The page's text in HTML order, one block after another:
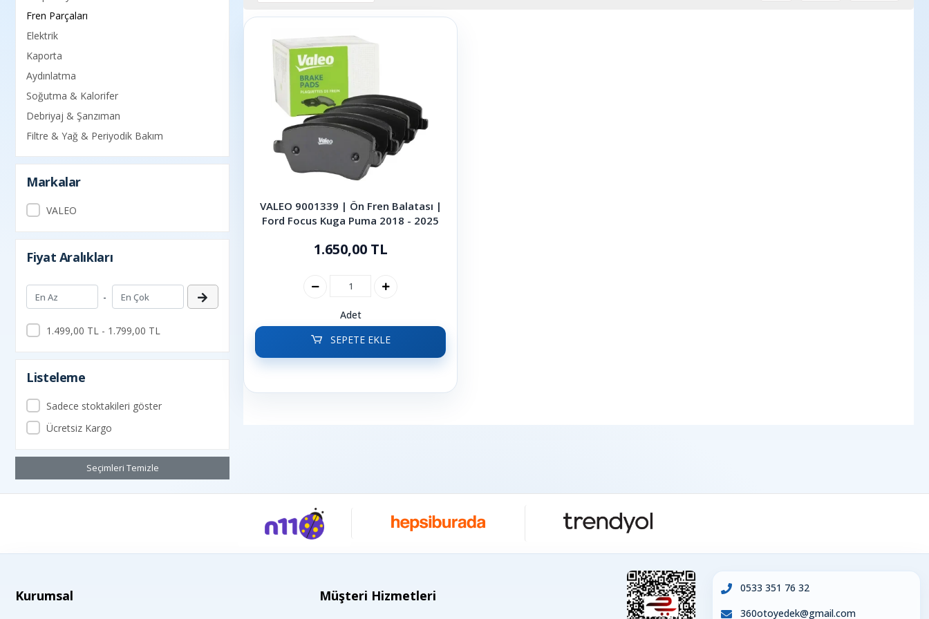
Fren Parçaları
Elektrik
Kaporta
Aydınlatma
Soğutma & Kalorifer
Debriyaj & Şanzıman
Filtre & Yağ & Periyodik Bakım
Markalar
VALEO
Fiyat Aralıkları
-
1.499,00 TL - 1.799,00 TL
Listeleme
Sadece stoktakileri göster
Ücretsiz Kargo
Seçimleri Temizle
VALEO 9001339 | Ön Fren Balatası |
Ford Focus Kuga Puma 2018 - 2025
1.650,00 TL
Adet
SEPETE EKLE
Kurumsal Müşteri Hizmetleri
0533 351 76 32
360otoyedek@gmail.com